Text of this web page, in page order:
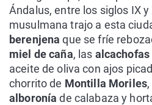
Ándalus, entre los siglos IX
musulmana trajo a esta
berenjena que se fríe
miel de caña, las
aceite de oliva con ajos
chorrito de Montilla Moriles
alboronía de calabaza y